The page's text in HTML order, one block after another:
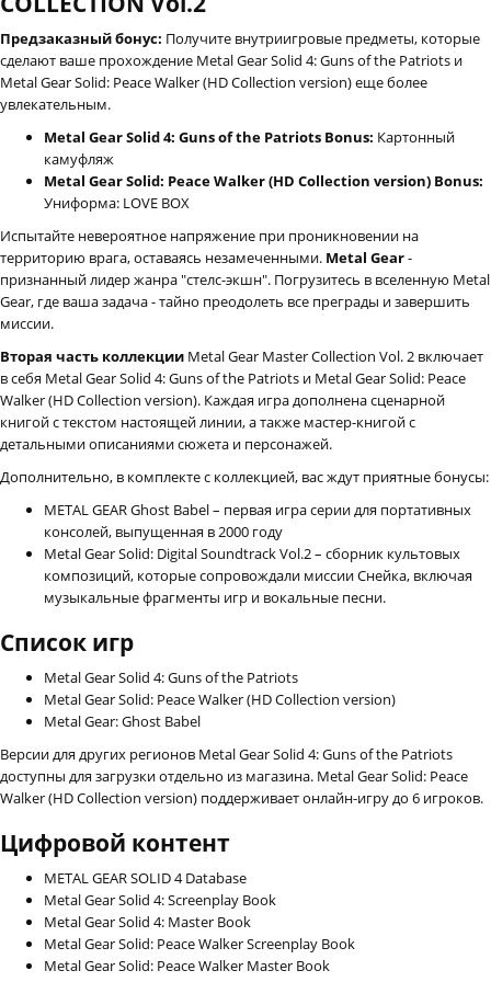
Предзаказный бонус: Получите внутриигровые предметы, которые
сделают ваше прохождение Metal Gear Solid 4: Guns of the Patriots и
Metal Gear Solid: Peace Walker (HD Collection version) еще более
увлекательным.
Metal Gear Solid 4: Guns of the Patriots Bonus: Картонный
камуфляж
Metal Gear Solid: Peace Walker (HD Collection version) Bonus:
Униформа: LOVE BOX
Испытайте невероятное напряжение при проникновении на
территорию врага, оставаясь незамеченными. Metal Gear-
признанный лидер жанра "стелс-экшн". Погрузитесь в вселенную Metal
Gear, где ваша задача - тайно преодолеть все преграды и завершить
миссии.
Вторая часть коллекции Metal Gear Master Collection Vol. 2 включает
в себя Metal Gear Solid 4: Guns of the Patriots и Metal Gear Solid: Peace
Walker (HD Collection version). Каждая игра дополнена сценарной
книгой с текстом настоящей линии, а также мастер-книгой с
детальными описаниями сюжета и персонажей.
Дополнительно, в комплекте с коллекцией, вас ждут приятные бонусы:
METAL GEAR Ghost Babel – первая игра серии для портативных
консолей, выпущенная в 2000 году
Metal Gear Solid: Digital Soundtrack Vol.2 – сборник культовых
композиций, которые сопровождали миссии Снейка, включая
музыкальные фрагменты игр и вокальные песни.
Список игр
Metal Gear Solid 4: Guns of the Patriots
Metal Gear Solid: Peace Walker (HD Collection version)
Metal Gear: Ghost Babel
Версии для других регионов Metal Gear Solid 4: Guns of the Patriots
доступны для загрузки отдельно из магазина. Metal Gear Solid: Peace
Walker (HD Collection version) поддерживает онлайн-игру до 6 игроков.
Цифровой контент
METAL GEAR SOLID 4 Database
Metal Gear Solid 4: Screenplay Book
Metal Gear Solid 4: Master Book
Metal Gear Solid: Peace Walker Screenplay Book
Metal Gear Solid: Peace Walker Master Book